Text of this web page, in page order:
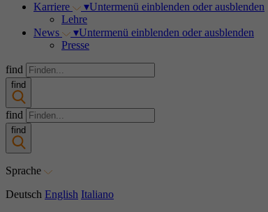
Karriere
▾Untermenü einblenden oder ausblenden
Lehre
News
▾Untermenü einblenden oder ausblenden
Presse
find
find
find
find
Sprache
Deutsch English Italiano